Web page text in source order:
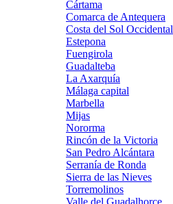
Cártama
Comarca de Antequera
Costa del Sol Occidental
Estepona
Fuengirola
Guadalteba
La Axarquía
Málaga capital
Marbella
Mijas
Nororma
Rincón de la Victoria
San Pedro Alcántara
Serranía de Ronda
Sierra de las Nieves
Torremolinos